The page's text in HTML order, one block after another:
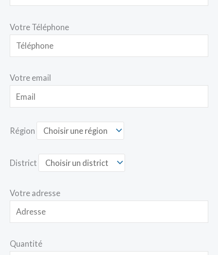
Votre Téléphone
Votre email
Région
District
Votre adresse
Quantité